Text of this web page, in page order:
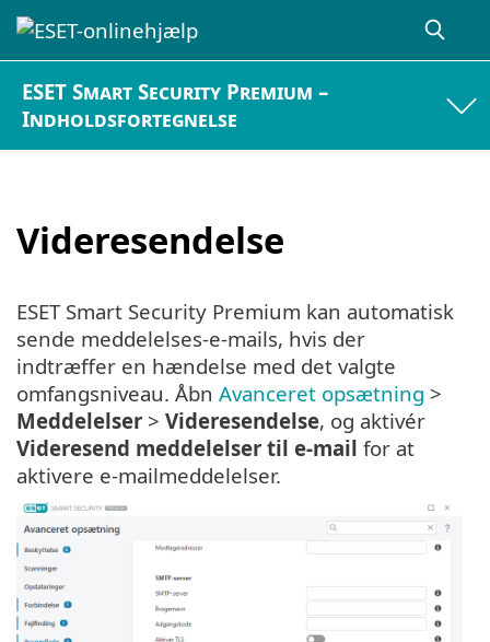
ESET Smart Security Premium –
Indholdsfortegnelse
Videresendelse
ESET Smart Security Premium kan automatisk
sende meddelelses-e-mails, hvis der
indtræffer en hændelse med det valgte
omfangsniveau. Åbn Avanceret opsætning >
Meddelelser > Videresendelse, og aktivér
Videresend meddelelser til e-mail for at
aktivere e-mailmeddelelser.